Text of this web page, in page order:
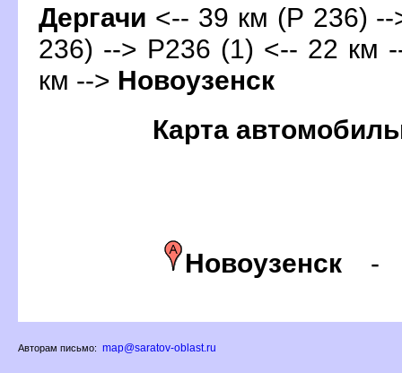
Дергачи <-- 39 км (Р 236)
236) --> Р236 (1) <-- 22 км
км --> Новоузенск
Карта
Новоузенск
Авторам письмо: map@saratov-oblast.ru